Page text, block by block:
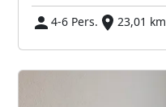
4-6 Pers.
23,01 km